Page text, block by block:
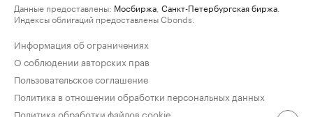
Данные предоставлены: Мосбиржа Санкт-Петербургская биржа
Индексы облигаций предоставлены Cbonds.
Информация об ограничениях
О соблюдении авторских прав
Пользовательское соглашение
Политика в отношении обработки персональных данных
Политика обработки файлов cookie